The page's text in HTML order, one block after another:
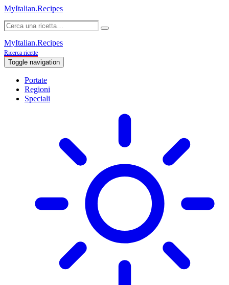
MyItalian.Recipes
MyItalian.Recipes
Ricerca ricette
Toggle navigation
Portate
Regioni
Speciali